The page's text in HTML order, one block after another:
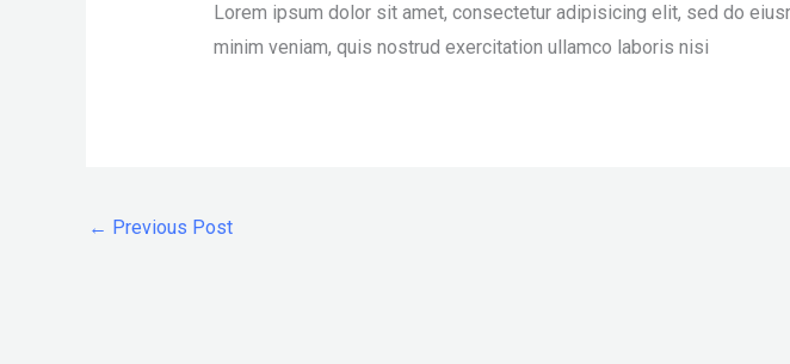
Lorem ipsum dolor sit amet, consectetur adipisicing elit, sed do
minim veniam, quis nostrud exercitation ullamco laboris nisi
← Previous Post